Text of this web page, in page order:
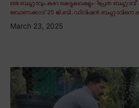
ഒരു ബംഗ്ലാവും കുറേ കെട്ടുകഥകളും∙ ‘പ്രേത ബംഗ്ലാവ്’
ബോണക്കാട് 25 ജി.ബി. ഡിവിഷൻ ബംഗ്ലാവിനെ
March 23, 2025